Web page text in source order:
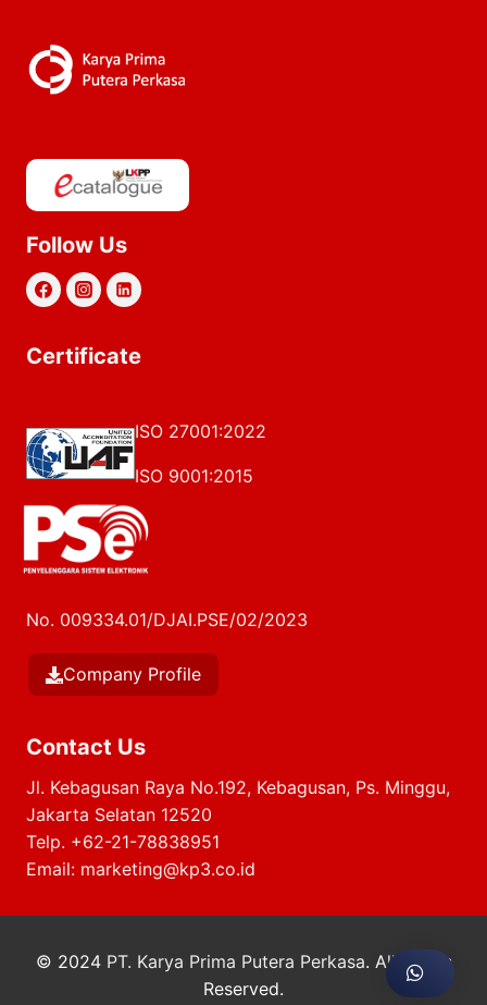
Follow Us
Certificate
ISO 27001:2022
ISO 9001:2015
No. 009334.01/DJAI.PSE/02/2023
Company Profile
Contact Us
Jl. Kebagusan Raya No.192, Kebagusan, Ps. Minggu,
Jakarta Selatan 12520
Telp. +62-21-78838951
Email: marketing@kp3.co.id
© 2024 PT. Karya Prima Putera Perkasa. All Rights
Reserved.